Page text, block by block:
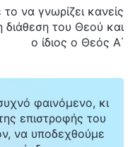
να γνωρίζει κανείς
του Θεού και
ο ίδιος ο Θεός Α΄
φαινόμενο, κι
επιστροφής του
να υποδεχθούμε